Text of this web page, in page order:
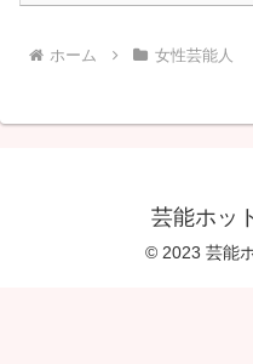
ホーム 女性芸能人
芸能ホッ
© 2023 芸能